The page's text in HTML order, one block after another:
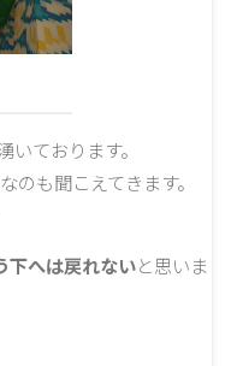
ております。
のも聞こえてきます。
下へは戻れないと思いま